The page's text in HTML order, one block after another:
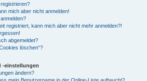
mich aber nicht anmelden!
registriert, kann mich aber nicht mehr anmelden?!
abgemeldet?
löschen“?
-einstellungen
ändern?